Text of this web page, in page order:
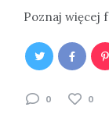
Poznaj więcej
0 0